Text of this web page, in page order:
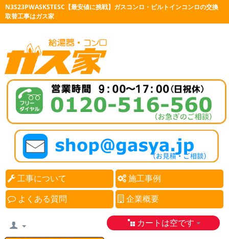
N3S23PWASKSTESC【最安値に挑戦】ガスコンロ・ビルトインコンロの交換
取替工事はガス家
工事について 施工事例
よくある質問 企業概要
カートは空です